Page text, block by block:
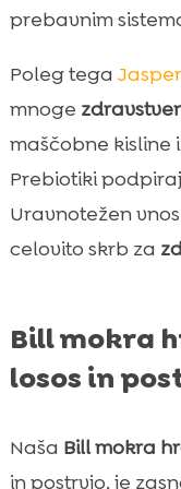
prebavnim
Poleg tega Jasper
mnoge
maščobne kisline
Prebiotiki
Uravnotežen
celovito skrb za
Bill mokra
losos in
Naša Bill mokra
in postrvjo, je